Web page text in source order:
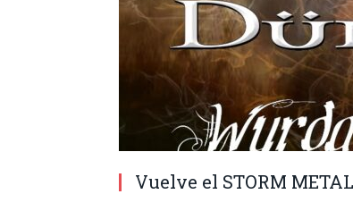
Vuelve el STORM